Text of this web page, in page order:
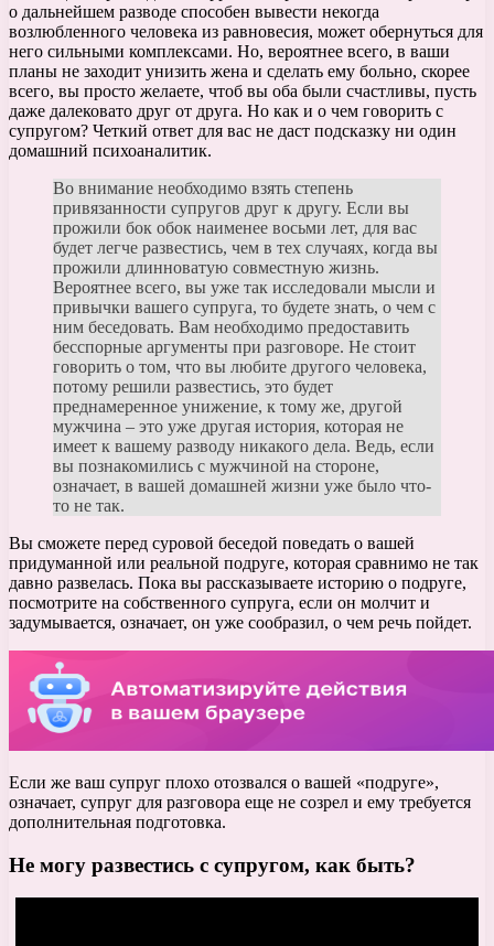
о дальнейшем разводе способен вывести некогда
возлюбленного человека из равновесия, может обернуться для
него сильными комплексами. Но, вероятнее всего, в ваши
планы не заходит унизить жена и сделать ему больно, скорее
всего, вы просто желаете, чтоб вы оба были счастливы, пусть
даже далековато друг от друга. Но как и о чем говорить с
супругом? Четкий ответ для вас не даст подсказку ни один
домашний психоаналитик.
Во внимание необходимо взять степень
привязанности супругов друг к другу. Если вы
прожили бок обок наименее восьми лет, для вас
будет легче развестись, чем в тех случаях, когда вы
прожили длинноватую совместную жизнь.
Вероятнее всего, вы уже так исследовали мысли и
привычки вашего супруга, то будете знать, о чем с
ним беседовать. Вам необходимо предоставить
бесспорные аргументы при разговоре. Не стоит
говорить о том, что вы любите другого человека,
потому решили развестись, это будет
преднамеренное унижение, к тому же, другой
мужчина – это уже другая история, которая не
имеет к вашему разводу никакого дела. Ведь, если
вы познакомились с мужчиной на стороне,
означает, в вашей домашней жизни уже было что-
то не так.
Вы сможете перед суровой беседой поведать о вашей
придуманной или реальной подруге, которая сравнимо не так
давно развелась. Пока вы рассказываете историю о подруге,
посмотрите на собственного супруга, если он молчит и
задумывается, означает, он уже сообразил, о чем речь пойдет.
Если же ваш супруг плохо отозвался о вашей «подруге»,
означает, супруг для разговора еще не созрел и ему требуется
дополнительная подготовка.
Не могу развестись с супругом, как быть?